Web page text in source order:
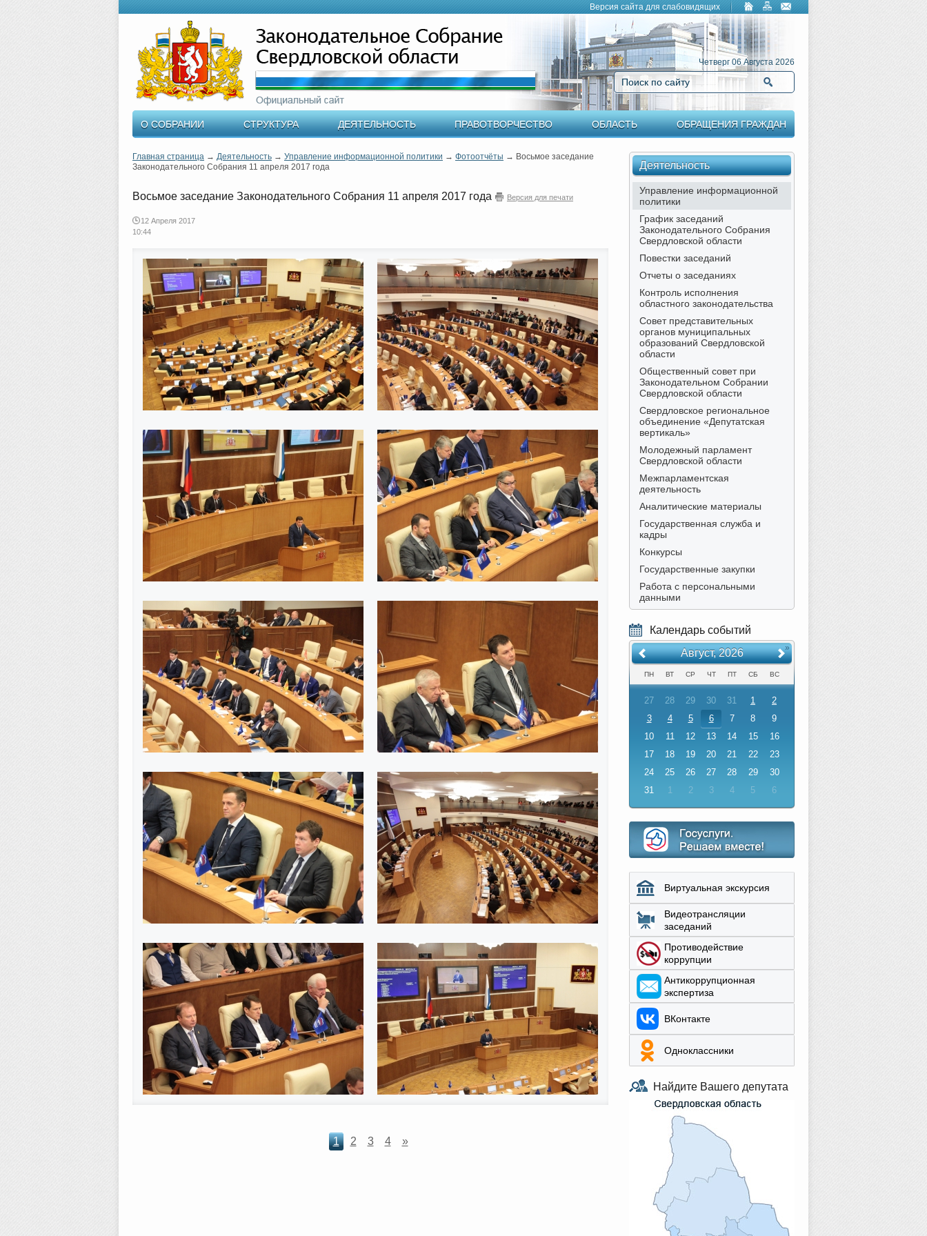
Версия сайта для слабовидящих
Четверг 06 Августа 2026
Поиск по сайту
О СОБРАНИИ СТРУКТУРА ДЕЯТЕЛЬНОСТЬ ПРАВОТВОРЧЕСТВО ОБЛАСТЬ ОБРАЩЕНИЯ ГРАЖДАН
Главная страница → Деятельность → Управление информационной политики → Фотоотчёты → Восьмое заседание
Законодательного Собрания 11 апреля 2017 года
Восьмое заседание Законодательного Собрания 11 апреля 2017 года Версия для печати
12 Апреля 2017
10:44
1 2 3 4 »
Деятельность
Управление информационной
политики
График заседаний
Законодательного Собрания
Свердловской области
Повестки заседаний
Отчеты о заседаниях
Контроль исполнения
областного законодательства
Совет представительных
органов муниципальных
образований Свердловской
области
Общественный совет при
Законодательном Собрании
Свердловской области
Свердловское региональное
объединение «Депутатская
вертикаль»
Молодежный парламент
Свердловской области
Межпарламентская
деятельность
Аналитические материалы
Государственная служба и
кадры
Конкурсы
Государственные закупки
Работа с персональными
данными
Календарь событий
Август, 2026 »
ПН ВТ СР ЧТ ПТ СБ ВС
27 28 29 30 31 1
2
3
4 5 6 7 8
9
10
11 12 13 14 15
16
17
18 19 20 21 22
23
24
25 26 27 28 29
30
31
1 2 3 4 5 6
Интернет приемная
Виртуальная экскурсия
Видеотрансляции
заседаний
Противодействие
коррупции
Aнтикоррупционная
экспертиза
ВКонтакте
Одноклассники
Найдите Вашего депутата